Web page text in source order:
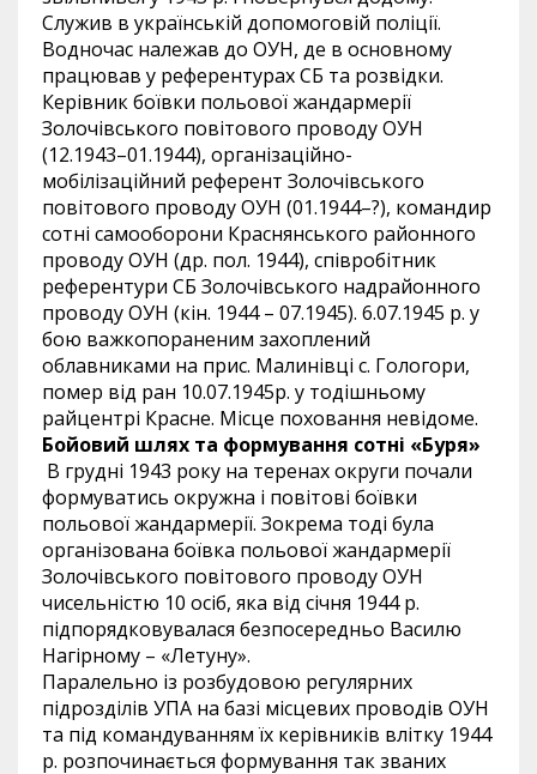
Служив в українській допомоговій поліції.
Водночас належав до ОУН, де в основному
працював у референтурах СБ та розвідки.
Керівник боївки польової жандармерії
Золочівського повітового проводу ОУН
(12.1943–01.1944), організаційно-
мобілізаційний референт Золочівського
повітового проводу ОУН (01.1944–?), командир
сотні самооборони Краснянського районного
проводу ОУН (др. пол. 1944), співробітник
референтури СБ Золочівського надрайонного
проводу ОУН (кін. 1944 – 07.1945). 6.07.1945 р. у
бою важкопораненим захоплений
облавниками на прис. Малинівці с. Гологори,
помер від ран 10.07.1945р. у тодішньому
райцентрі Красне. Місце поховання невідоме.
Бойовий шлях та формування сотні «Буря»
В грудні 1943 року на теренах округи почали
формуватись окружна і повітові боївки
польової жандармерії. Зокрема тоді була
організована боївка польової жандармерії
Золочівського повітового проводу ОУН
чисельністю 10 осіб, яка від січня 1944 р.
підпорядковувалася безпосередньо Василю
Нагірному – «Летуну».
Паралельно із розбудовою регулярних
підрозділів УПА на базі місцевих проводів ОУН
та під командуванням їх керівників влітку 1944
р. розпочинається формування так званих